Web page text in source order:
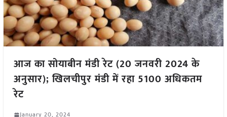
आज का सोयाबीन मंडी रेट (20 जनवरी 2024 के
अनुसार); खिलचीपुर मंडी में रहा 5100 अधिकतम
रेट
January 20, 2024